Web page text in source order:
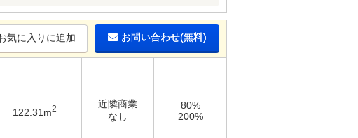
気に入りに追加 お問い合わせ(無料)
122.31m2
近隣商業
なし
80%
200%